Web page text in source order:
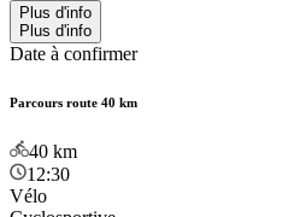
Plus d'info
Plus d'info
Date à confirmer
Parcours route 40 km
40 km
12:30
Vélo